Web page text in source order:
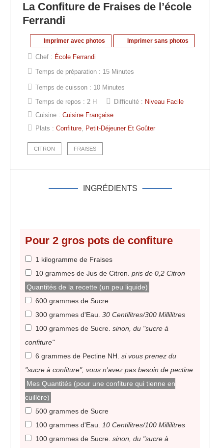
La Confiture de Fraises de l’école
Ferrandi
Imprimer avec photos Imprimer sans photos
Chef : École Ferrandi
Temps de préparation : 15 Minutes
Temps de cuisson : 10 Minutes
Temps de repos : 2 H Difficulté : Niveau Facile
Cuisine : Cuisine Française
Plats : Confiture, Petit-Déjeuner Et Goûter
CITRON FRAISES
INGRÉDIENTS
Pour 2 gros pots de confiture
1 kilogramme de Fraises
10 grammes de Jus de Citron pris de 0,2 Citron
Quantités de la recette (un peu liquide)
600 grammes de Sucre
300 grammes d'Eau 30 Centilitres/300 Millilitres
100 grammes de Sucre sinon, du "sucre à
confiture"
6 grammes de Pectine NH si vous prenez du
"sucre à confiture", vous n'avez pas besoin de pectine
Mes Quantités (pour une confiture qui tienne en
cuillère)
500 grammes de Sucre
100 grammes d'Eau
10 Centilitres/100 Millilitres
100 grammes de Sucre sinon, du "sucre à